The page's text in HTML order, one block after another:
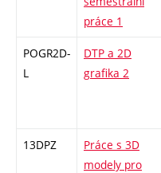
práce 1
POGR2D-
L
DTP a 2D
grafika 2
13DPZ
Práce s 3D
modely pro